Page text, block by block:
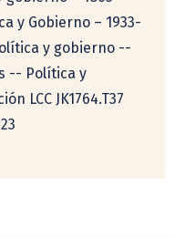
y Gobierno – 1933-
y gobierno --
-- Política y
LCC JK1764.T37